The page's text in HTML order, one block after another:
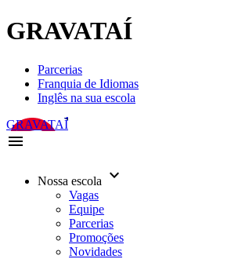
GRAVATAÍ
Parcerias
Franquia de Idiomas
Inglês na sua escola
GRAVATAÍ
menu
Nossa escola keyboard_arrow_down
Vagas
Equipe
Parcerias
Promoções
Novidades